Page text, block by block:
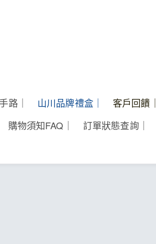
路｜ 山川品牌禮盒｜
客戶回饋｜
購物須知FAQ｜
訂單狀態查詢｜